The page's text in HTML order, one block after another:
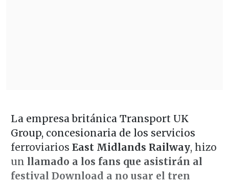
La empresa británica Transport UK
Group, concesionaria de los servicios
ferroviarios East Midlands Railway, hizo
un llamado a los fans que asistirán al
festival Download a no usar el tren